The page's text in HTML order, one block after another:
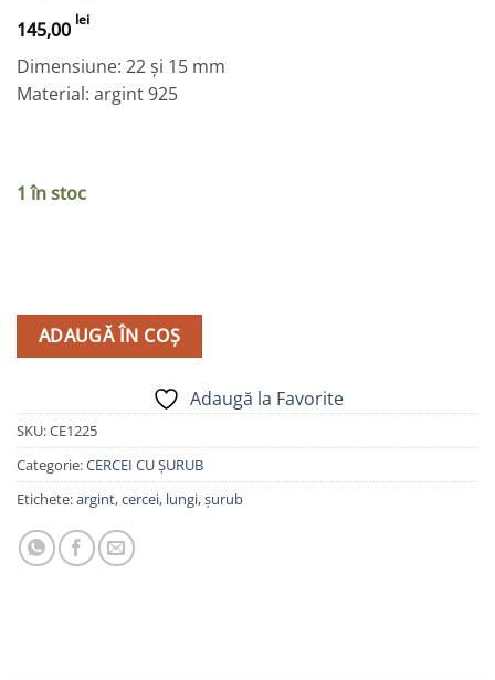
145,00 lei
Dimensiune: 22 și 15 mm
Material: argint 925
1 în stoc
ADAUGĂ ÎN COȘ
Adaugă la Favorite
SKU:CE1225
Categorie:CERCEI CU ȘURUB
Etichete:argint,cercei, lungi,șurub